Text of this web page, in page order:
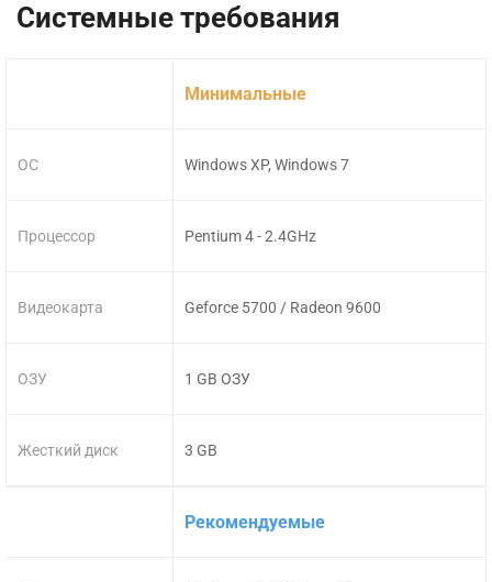
Системные требования
ОС
Процессор
Видеокарта
ОЗУ
Жесткий диск
Минимальные
Windows XP, Windows 7
Pentium 4 - 2.4GHz
Geforce 5700 / Radeon 9600
1 GB ОЗУ
3 GB
Рекомендуемые